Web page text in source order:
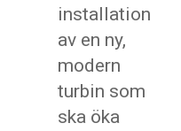
installation
av en ny,
modern
turbin som
ska öka